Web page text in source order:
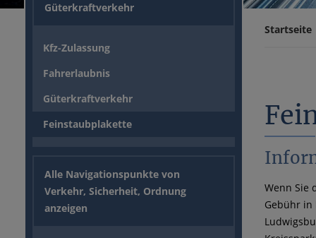
Güterkraftverkehr
Kfz-Zulassung
Fahrerlaubnis
Güterkraftverkehr
Feinstaubplakette
Alle Navigationspunkte von
Verkehr, Sicherheit, Ordnung
anzeigen
Startseite
Wenn Sie
Gebühr in